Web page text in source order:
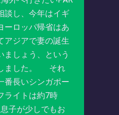
談し、今年はイギ
ーロッパ帰省はあ
アジアで妻の誕生
ましょう、という
ました。 それ
番長いシンガポー
ライトは約7時
子が少しでもお